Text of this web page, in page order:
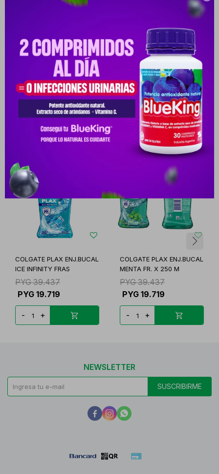
Medios de pago
Productos que te pueden interesar
COLGATE PLAX ENJ.BUCAL
ICE INFINITY FRAS
PYG 39.437
PYG 19.719
- +
COLGATE PLAX ENJ.BUCAL
MENTA FR. X 250 M
PYG 39.437
PYG 19.719
- +
NEWSLETTER
SUSCRIBIRME
  